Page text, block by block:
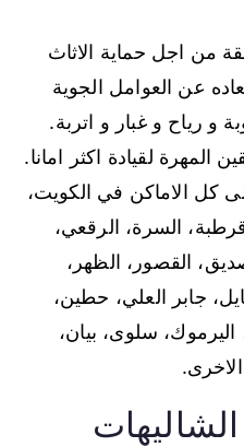
من اجل حماية الاثاث
عن العوامل الجوية
و رياح و غبار و اتربة.
المهرة لقيادة اكثر امانا.
كل الاماكن في الكويت،
السرة، الرقعي،
القصور، الظهر،
جابر العلي، حطين،
اليرموك، سلوى، بيان،